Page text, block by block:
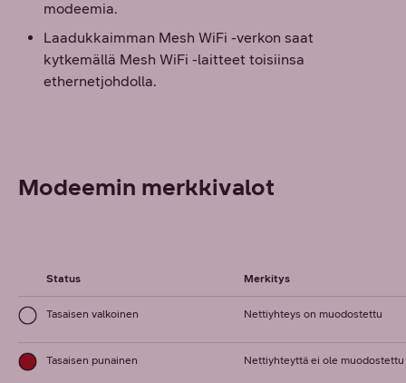
modeemia.
Laadukkaimman Mesh WiFi -verkon saat
kytkemällä Mesh WiFi -laitteet toisiinsa
ethernetjohdolla.
Modeemin merkkivalot
Status Merkitys
Tasaisen valkoinen Nettiyhteys on muodostettu
Tasaisen punainen Nettiyhteyttä ei ole muodostettu